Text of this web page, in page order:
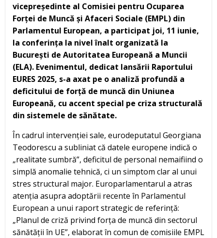
vicepreședinte al Comisiei pentru Ocuparea
Forței de Muncă și Afaceri Sociale (EMPL) din
Parlamentul European, a participat joi, 11 iunie,
la conferința la nivel înalt organizată la
București de Autoritatea Europeană a Muncii
(ELA). Evenimentul, dedicat lansării Raportului
EURES 2025, s-a axat pe o analiză profundă a
deficitului de forță de muncă din Uniunea
Europeană, cu accent special pe criza structurală
din sistemele de sănătate.
În cadrul intervenției sale, eurodeputatul Georgiana
Teodorescu a subliniat că datele europene indică o
„realitate sumbră”, deficitul de personal nemaifiind o
simplă anomalie tehnică, ci un simptom clar al unui
stres structural major. Europarlamentarul a atras
atenția asupra adoptării recente în Parlamentul
European a unui raport strategic de referință:
„Planul de criză privind forța de muncă din sectorul
sănătății în UE”, elaborat în comun de comisiile EMPL